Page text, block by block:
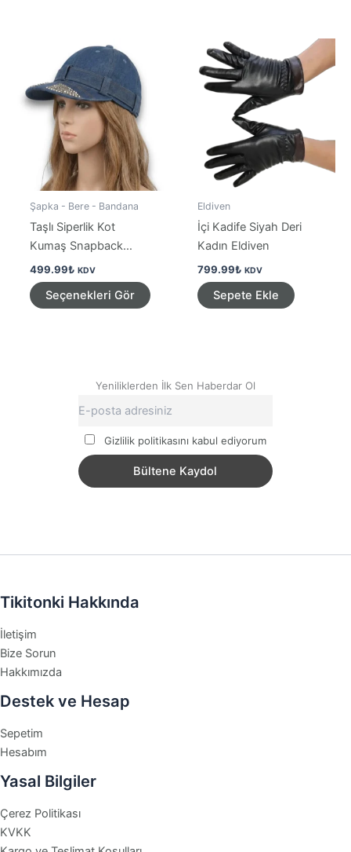
var.
Şapka - Bere - Bandana
Taşlı Siperlik Kot
Kumaş Snapback
Şapka
499.99₺ KDV
Seçenekleri Gör
Bu
var.
Seçenekler
sayfasından
Eldiven
İçi Kadife Siyah Deri
Kadın Eldiven
799.99₺ KDV
Sepete Ekle
Yeniliklerden İlk Sen Haberdar Ol
Gizlilik politikasını kabul ediyorum
Tikitonki Hakkında
İletişim
Bize Sorun
Hakkımızda
Destek ve Hesap
Sepetim
Hesabım
Yasal Bilgiler
Çerez Politikası
KVKK